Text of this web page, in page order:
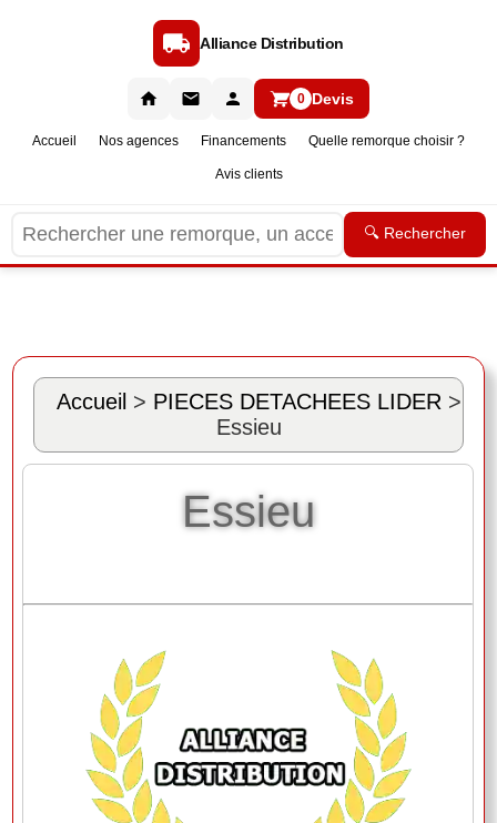
Alliance Distribution
Accueil Nos agences Financements Quelle remorque choisir ?
Avis clients
0 Devis
🔍 Rechercher
Accueil > PIECES DETACHEES LIDER >
Essieu
Essieu